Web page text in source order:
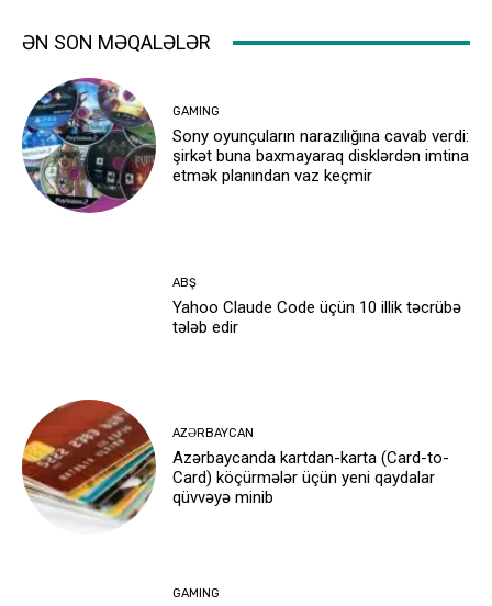
ƏN SON MƏQALƏLƏR
GAMING
Sony oyunçuların narazılığına cavab verdi:
şirkət buna baxmayaraq disklərdən imtina
etmək planından vaz keçmir
ABŞ
Yahoo Claude Code üçün 10 illik təcrübə
tələb edir
AZƏRBAYCAN
Azərbaycanda kartdan-karta (Card-to-
Card) köçürmələr üçün yeni qaydalar
qüvvəyə minib
GAMING